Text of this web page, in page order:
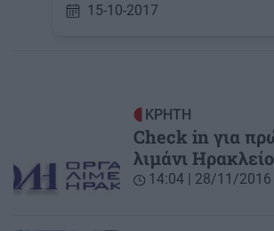
15-10-2017
ΚΡΗΤΗ
Check in για
λιμάνι
14:04 | 28/11/2016